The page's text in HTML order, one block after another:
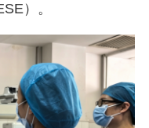
）。